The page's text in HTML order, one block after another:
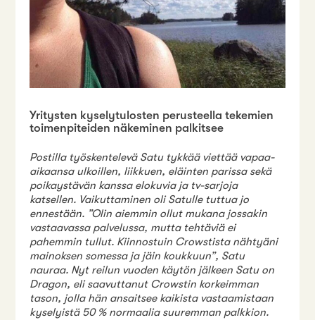
Yritysten kyselytulosten perusteella tekemien
toimenpiteiden näkeminen palkitsee
Postilla työskentelevä Satu tykkää viettää vapaa-
aikaansa ulkoillen, liikkuen, eläinten parissa sekä
poikaystävän kanssa elokuvia ja tv-sarjoja
katsellen. Vaikuttaminen oli Satulle tuttua jo
ennestään. ”Olin aiemmin ollut mukana jossakin
vastaavassa palvelussa, mutta tehtäviä ei
pahemmin tullut. Kiinnostuin Crowstista nähtyäni
mainoksen somessa ja jäin koukkuun”, Satu
nauraa. Nyt reilun vuoden käytön jälkeen Satu on
Dragon, eli saavuttanut Crowstin korkeimman
tason, jolla hän ansaitsee kaikista vastaamistaan
kyselyistä 50 % normaalia suuremman palkkion.